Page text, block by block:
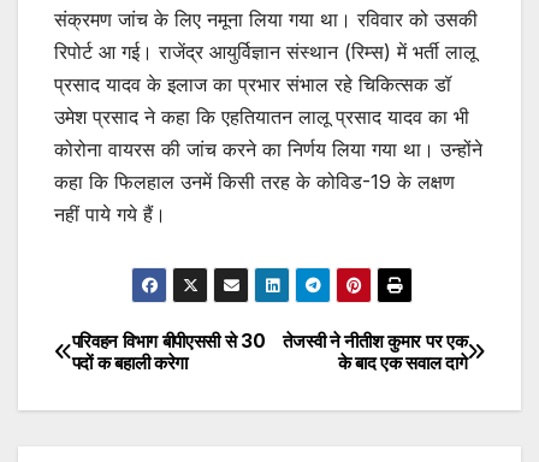
संक्रमण जांच के लिए नमूना लिया गया था। रविवार को उसकी
रिपोर्ट आ गई। राजेंद्र आयुर्विज्ञान संस्थान (रिम्स) में भर्ती लालू
प्रसाद यादव के इलाज का प्रभार संभाल रहे चिकित्सक डॉ
उमेश प्रसाद ने कहा कि एहतियातन लालू प्रसाद यादव का भी
कोरोना वायरस की जांच करने का निर्णय लिया गया था। उन्होंने
कहा कि फिलहाल उनमें किसी तरह के कोविड-19 के लक्षण
नहीं पाये गये हैं।
Post
navigation
तेजस्वी ने नीतीश कुमार पर एक
के बाद एक सवाल दागे
परिवहन विभाग बीपीएससी से 30
पदों क बहाली करेगा